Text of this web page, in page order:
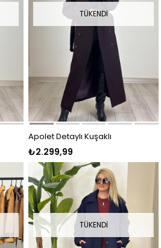
TÜKENDI
Apolet Detaylı Kuşaklı
Kaban MÜRDÜM
₺2.299,99
TÜKENDI